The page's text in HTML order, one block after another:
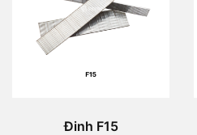
Đinh F15